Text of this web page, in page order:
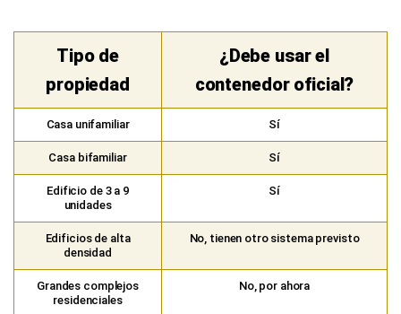
Tipo de
propiedad
¿Debe usar el
contenedor oficial?
Casa unifamiliar Sí
Casa bifamiliar Sí
Edificio de 3 a 9
unidades
Sí
Edificios de alta
densidad
No, tienen otro sistema previsto
Grandes complejos
residenciales
No, por ahora